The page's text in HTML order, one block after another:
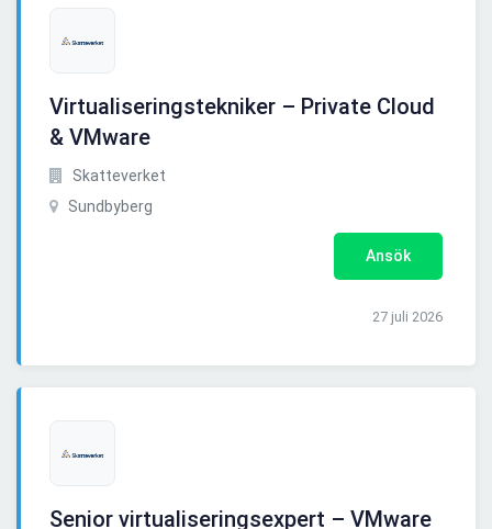
Virtualiseringstekniker – Private Cloud
& VMware
Skatteverket
Sundbyberg
Ansök
27 juli 2026
Senior virtualiseringsexpert – VMware